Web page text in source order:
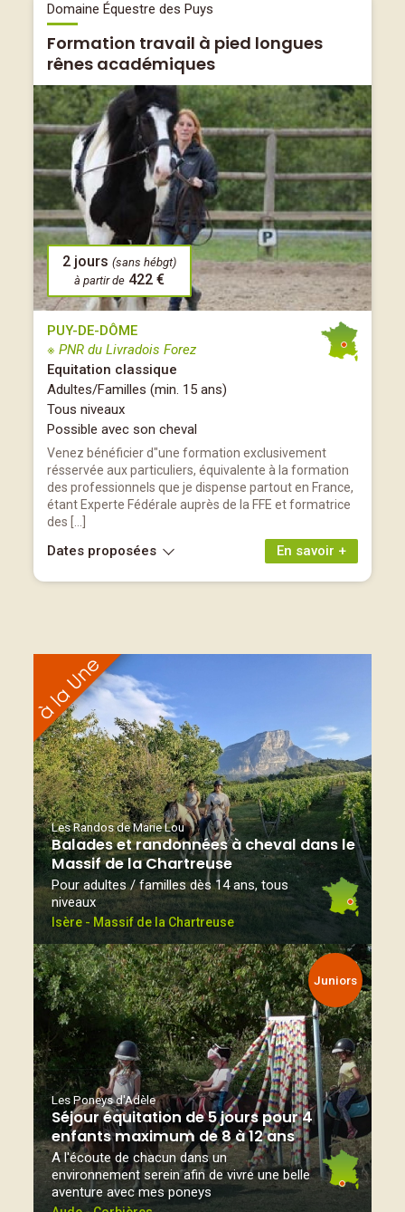
Domaine Équestre des Puys
Formation travail à pied longues
rênes académiques
2 jours (sans hébgt)
à partir de 422 €
PUY-DE-DÔME
※ PNR du Livradois Forez
Equitation classique
Adultes/Familles (min. 15 ans)
Tous niveaux
Possible avec son cheval
Venez bénéficier d"une formation exclusivement
résservée aux particuliers, équivalente à la formation
des professionnels que je dispense partout en France,
étant Experte Fédérale auprès de la FFE et formatrice
des […]
En savoir +
Dates proposées
Les Randos de Marie Lou
Balades et randonnées à cheval dans le
Massif de la Chartreuse
Pour adultes / familles dès 14 ans, tous
niveaux
Isère - Massif de la Chartreuse
Juniors
Les Poneys d'Adèle
Séjour équitation de 5 jours pour 4
enfants maximum de 8 à 12 ans
A l'écoute de chacun dans un
environnement serein afin de vivre une belle
aventure avec mes poneys